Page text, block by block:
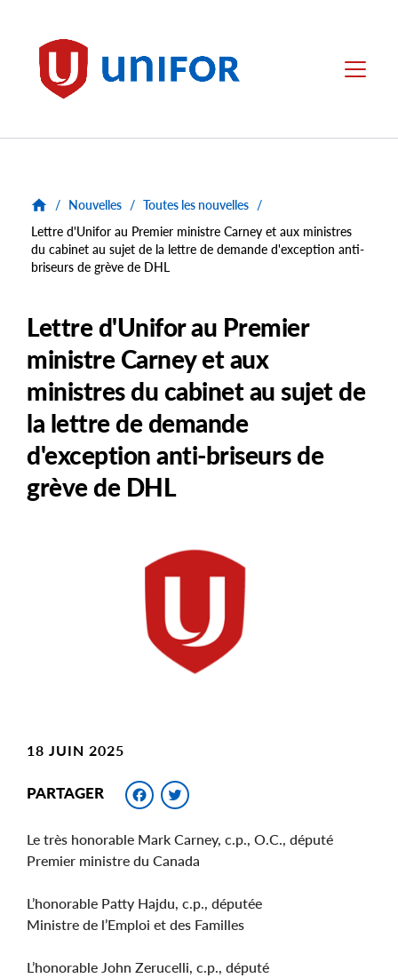
Unifor Menu
/ Nouvelles / Toutes les nouvelles /
Lettre d'Unifor au Premier ministre Carney et aux ministres
du cabinet au sujet de la lettre de demande d'exception anti-
briseurs de grève de DHL
Lettre d'Unifor au Premier
ministre Carney et aux
ministres du cabinet au sujet de
la lettre de demande
d'exception anti-briseurs de
grève de DHL
18 JUIN 2025
PARTAGER Facebook
Le très honorable Mark Carney, c.p., O.C., député
Premier ministre du Canada
L’honorable Patty Hajdu, c.p., députée
Ministre de l’Emploi et des Familles
L’honorable John Zerucelli, c.p., député